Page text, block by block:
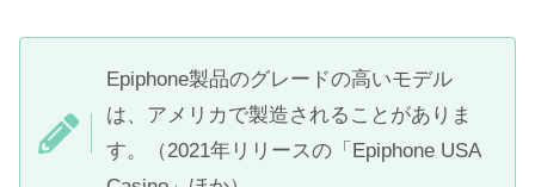
Epiphone製品のグレードの高いモデル
は、アメリカで製造されることがありま
す。（2021年リリースの「Epiphone USA